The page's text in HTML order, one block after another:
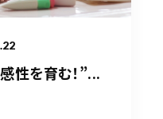
性を育む！”...